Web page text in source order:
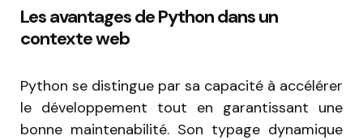
Les avantages de Python dans un
contexte web
Python se distingue par sa capacité à accélérer
le développement tout en garantissant une
bonne maintenabilité. Son typage dynamique